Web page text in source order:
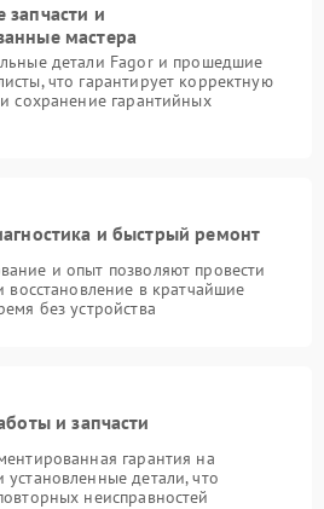
и
мастера
детали Fagor и прошедшие
что гарантирует корректную
сохранение гарантийных
и быстрый ремонт
и опыт позволяют провести
восстановление в кратчайшие
без устройства
и запчасти
гарантия на
детали, что
неисправностей